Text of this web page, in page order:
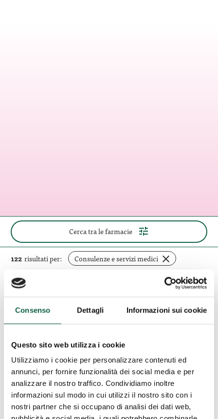
Consenso Dettagli Informazioni sui cookie
Questo sito web utilizza i cookie
Utilizziamo i cookie per personalizzare contenuti ed
annunci, per fornire funzionalità dei social media e per
analizzare il nostro traffico. Condividiamo inoltre
informazioni sul modo in cui utilizzi il nostro sito con i
nostri partner che si occupano di analisi dei dati web,
Cerca tra le farmacie (apri
pannello
di
ricerca)
122 risultati per: Consulenze e servizi medici rimuovi
filtro
Elimina tutti i filtri
Limbiate (MB)
Farmacia Boots Limbiate
Via Monza Ang.Garibaldi 55 20051, Limbiate,
MB
02/9967828
Boots